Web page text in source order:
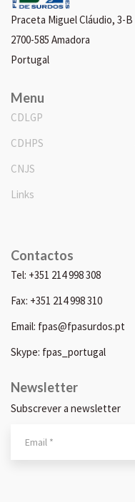
Praceta Miguel Cláudio, 3-B
2700-585 Amadora
Portugal
Menu
CDLGP
CDHPS
CNJS
Links
Contactos
Tel: +351 214 998 308
Fax: +351 214 998 310
Email: fpas@fpasurdos.pt
Skype: fpas_portugal
Newsletter
Subscrever a newsletter